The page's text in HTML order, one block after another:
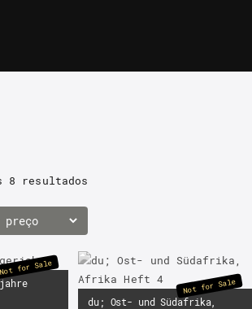
8 resultados
for Sale
du; Ost- und Südafrika,
Not for Sale